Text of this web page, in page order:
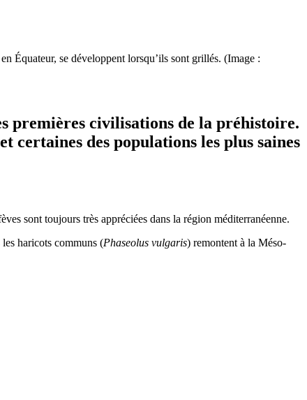
Équateur, se développent lorsqu’ils sont grillés. (Image :
premières civilisations de la préhistoire.
certaines des populations les plus saines
sont toujours très appréciées dans la région méditerranéenne.
haricots communs (Phaseolus vulgaris) remontent à la Méso-